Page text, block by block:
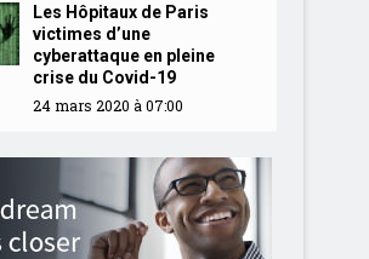
Les Hôpitaux de Paris
victimes d’une
cyberattaque en pleine
crise du Covid-19
24 mars 2020 à 07:00